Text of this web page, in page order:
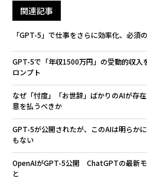
関連記事
「GPT-5」で仕事をさらに効率化、必
GPT-5で「年収1500万円」の受動的収
ロンプト
なぜ「忖度」「お世辞」ばかりのAIが存
意を払うべきか
GPT-5が公開されたが、このAIは明らか
もない
OpenAIがGPT-5公開 ChatGPTの最新モ
と